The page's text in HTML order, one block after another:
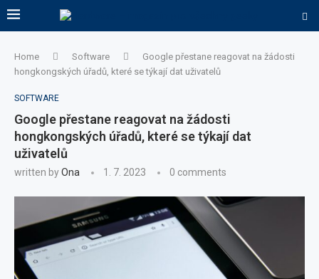
Home Software
Google přestane reagovat na žádosti
hongkongských úřadů, které se týkají dat uživatelů
SOFTWARE
Google přestane reagovat na žádosti
hongkongských úřadů, které se týkají dat
uživatelů
written byOna 1. 7. 2023 0 comments